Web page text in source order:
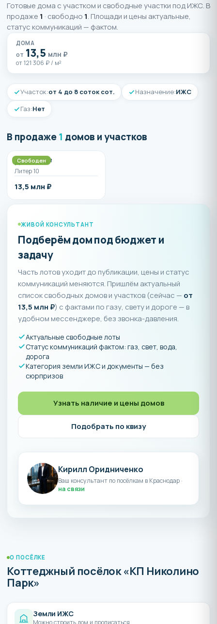
Готовые дома с участком и свободные участки под ИЖС. В
продаже 1 · свободно 1. Площади и цены актуальные,
статус коммуникаций — фактом.
ДОМА
от 13,5 млн ₽
от 121 306 ₽ / м²
Участок:от 4 до 8 соток сот. Назначение:ИЖС
Газ:Нет
В продаже1 домов и участков
Свободен
Дом 111 м²
Литер 10
13,5 млн ₽
ЖИВОЙ КОНСУЛЬТАНТ
Подберём дом под бюджет и
задачу
Часть лотов уходит до публикации, цены и статус
коммуникаций меняются. Пришлём актуальный
список свободных домов и участков (сейчас — от
13,5 млн ₽) с фактами по газу, свету и дороге — в
удобном мессенджере, без звонка-давления.
Актуальные свободные лоты
Статус коммуникаций фактом: газ, свет, вода,
дорога
Категория земли ИЖС и документы — без
сюрпризов
Узнать наличие и цены домов
Подобрать по квизу
Кирилл Оридниченко
Ваш консультант по посёлкам в Краснодар ·
на связи
О ПОСЁЛКЕ
Коттеджный посёлок «КП Николино
Парк»
Земли ИЖС
Можно строить дом и прописаться